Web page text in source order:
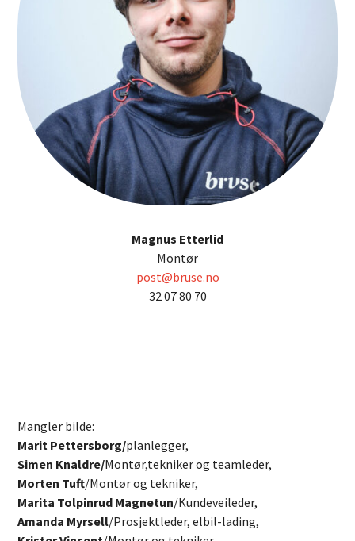
Magnus Etterlid
Montør
post@bruse.no
32 07 80 70
Mangler bilde:
Marit Pettersborg/planlegger,
Simen Knaldre/Montør,tekniker og teamleder,
Morten Tuft/Montør og tekniker,
Marita Tolpinrud Magnetun/Kundeveileder,
Amanda Myrsell/Prosjektleder, elbil-lading,